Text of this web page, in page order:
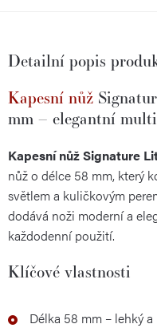
Detailní popis
Kapesní nůž
mm – elegantní
Kapesní nůž Signature
nůž o délce 58 mm, který
světlem a kuličkovým
dodává noži moderní a
každodenní použití.
Klíčové vlastnosti
Délka 58 mm – lehký